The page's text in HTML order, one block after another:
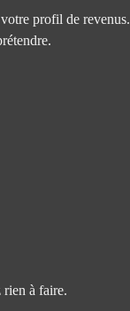
profil de
rien à faire.